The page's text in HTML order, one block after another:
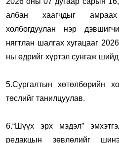
албан хаагчдыг
холбогдуулан нэр
нягтлан шалгах хугацааг
ны өдрийг хүртэл сунгаж
5.Сургалтын хөтөлбөрийн
төслийг танилцуулав.
6.“Шүүх эрх мэдэл”
редакцын зөвлөлийг